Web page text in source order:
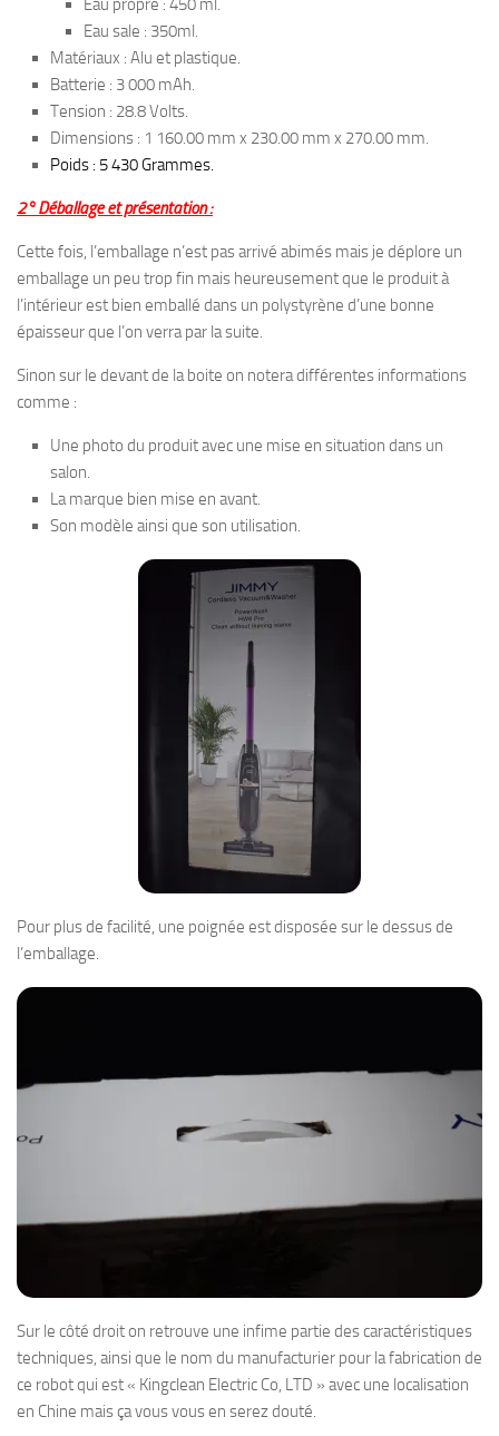
Eau propre : 450 ml.
Eau sale : 350ml.
Matériaux : Alu et plastique.
Batterie : 3 000 mAh.
Tension : 28.8 Volts.
Dimensions : 1 160.00 mm x 230.00 mm x 270.00 mm.
Poids : 5 430 Grammes.
2° Déballage et présentation :
Cette fois, l’emballage n’est pas arrivé abimés mais je déplore un
emballage un peu trop fin mais heureusement que le produit à
l’intérieur est bien emballé dans un polystyrène d’une bonne
épaisseur que l’on verra par la suite.
Sinon sur le devant de la boite on notera différentes informations
comme :
Une photo du produit avec une mise en situation dans un
salon.
La marque bien mise en avant.
Son modèle ainsi que son utilisation.
Pour plus de facilité, une poignée est disposée sur le dessus de
l’emballage.
Sur le côté droit on retrouve une infime partie des caractéristiques
techniques, ainsi que le nom du manufacturier pour la fabrication de
ce robot qui est « Kingclean Electric Co, LTD » avec une localisation
en Chine mais ça vous vous en serez douté.